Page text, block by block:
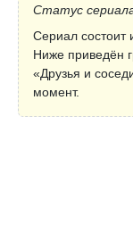
Статус
Сериал состоит
Ниже приведён
«Друзья и
момент.